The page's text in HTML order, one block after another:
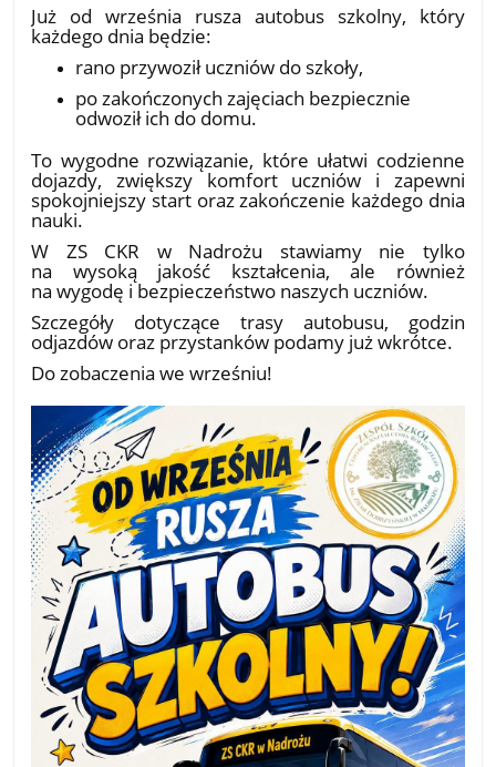
Już od września rusza autobus szkolny, który
każdego dnia będzie:
rano przywoził uczniów do szkoły,
po zakończonych zajęciach bezpiecznie
odwoził ich do domu.
To wygodne rozwiązanie, które ułatwi codzienne
dojazdy, zwiększy komfort uczniów i zapewni
spokojniejszy start oraz zakończenie każdego dnia
nauki.
W ZS CKR w Nadrożu stawiamy nie tylko
na wysoką jakość kształcenia, ale również
na wygodę i bezpieczeństwo naszych uczniów.
Szczegóły dotyczące trasy autobusu, godzin
odjazdów oraz przystanków podamy już wkrótce.
Do zobaczenia we wrześniu!